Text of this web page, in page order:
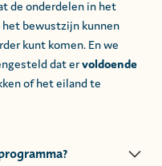
de onderdelen in het
bewustzijn kunnen
kunt komen. En we
dat ervoldoende
of het eiland te